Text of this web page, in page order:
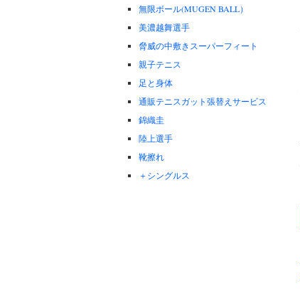
無限ボール(MUGEN BALL）
美濃越舞選手
脅威の中敷きスーパーフィート
親子テニス
足と身体
通販テニスガット張替えサービス
錦織圭
陸上選手
靴擦れ
＋シングルス